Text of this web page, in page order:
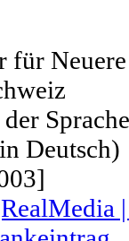
für
der
Deutsch)